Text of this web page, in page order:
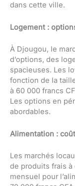
dans cette ville.
Logement :
À Djougou, le
d’options, des
spacieuses. Les
fonction de la
à 60 000 francs
Les options en
abordables.
Alimentation :
Les marchés
de produits frais
mensuel pour